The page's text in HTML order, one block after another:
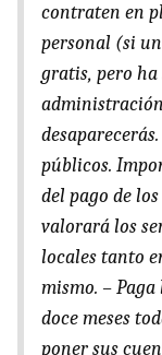
contraten en
personal (si
gratis, pero ha
públicos.
del pago de
valorará los
locales tanto
mismo. –
doce meses
poner sus